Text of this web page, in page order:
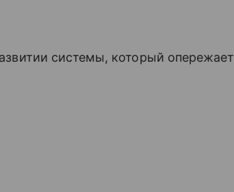
системы, который опережает